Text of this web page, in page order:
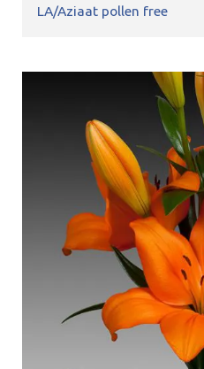
LA/Aziaat pollen free